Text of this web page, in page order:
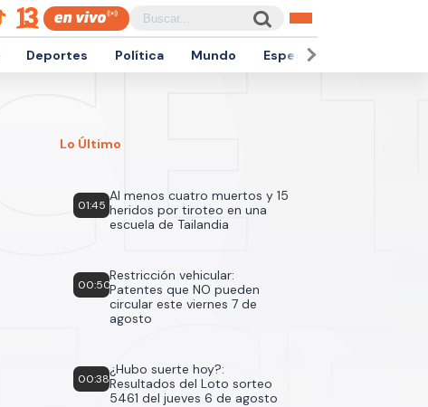
Deportes Política Mundo Espectáculos
Lo Último
01:45
Al menos cuatro muertos y 15
heridos por tiroteo en una
escuela de Tailandia
00:50
Restricción vehicular:
Patentes que NO pueden
circular este viernes 7 de
agosto
00:38
¿Hubo suerte hoy?:
Resultados del Loto sorteo
5461 del jueves 6 de agosto